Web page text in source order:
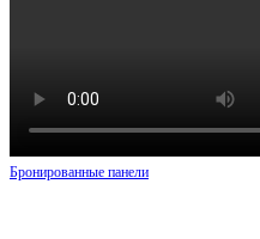
Бронированные панели